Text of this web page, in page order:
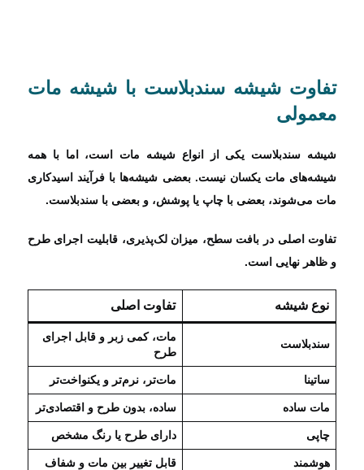
تفاوت شیشه سندبلاست با شیشه مات
معمولی
شیشه سندبلاست یکی از انواع شیشه مات است، اما با همه
شیشه‌های مات یکسان نیست. بعضی شیشه‌ها با فرآیند اسیدکاری
مات می‌شوند، بعضی با چاپ یا پوشش، و بعضی با سندبلاست.
تفاوت اصلی در بافت سطح، میزان لک‌پذیری، قابلیت اجرای طرح
و ظاهر نهایی است.
نوع شیشه تفاوت اصلی
سندبلاست
مات، کمی زبر و قابل اجرای
طرح
ساتینا مات‌تر، نرم‌تر و یکنواخت‌تر
مات ساده ساده، بدون طرح و اقتصادی‌تر
چاپی دارای طرح یا رنگ مشخص
هوشمند قابل تغییر بین مات و شفاف